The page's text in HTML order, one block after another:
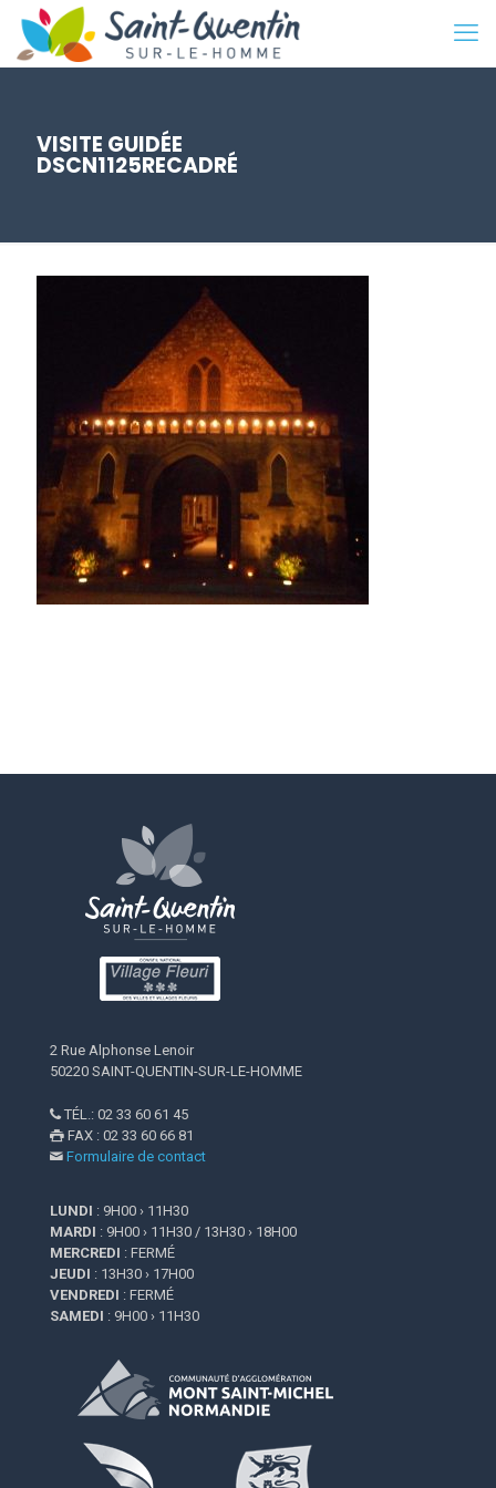
VISITE GUIDÉE
DSCN1125RECADRÉ
2 Rue Alphonse Lenoir
50220 SAINT-QUENTIN-SUR-LE-HOMME
 TÉL.: 02 33 60 61 45
 FAX : 02 33 60 66 81
 Formulaire de contact
LUNDI : 9H00 › 11H30
MARDI : 9H00 › 11H30 / 13H30 › 18H00
MERCREDI : FERMÉ
JEUDI : 13H30 › 17H00
VENDREDI : FERMÉ
SAMEDI : 9H00 › 11H30